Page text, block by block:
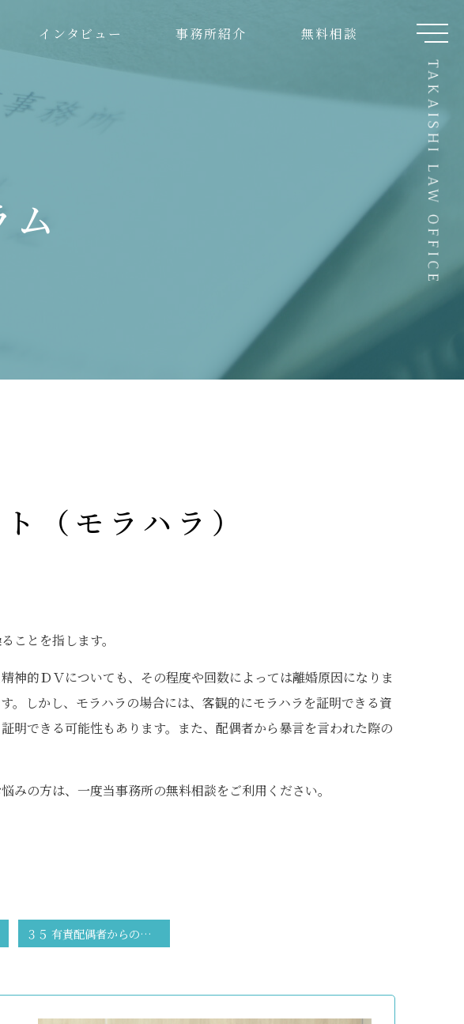
インタビュー 事務所紹介 無料相談
（モラハラ）
ことを指します。
神的ＤＶについても、その程度や回数によっては離婚原因になりま
。しかし、モラハラの場合には、客観的にモラハラを証明できる資
明できる可能性もあります。また、配偶者から暴言を言われた際の
の方は、一度当事務所の無料相談をご利用ください。
３５ 有責配偶者からの離婚請求は認められない